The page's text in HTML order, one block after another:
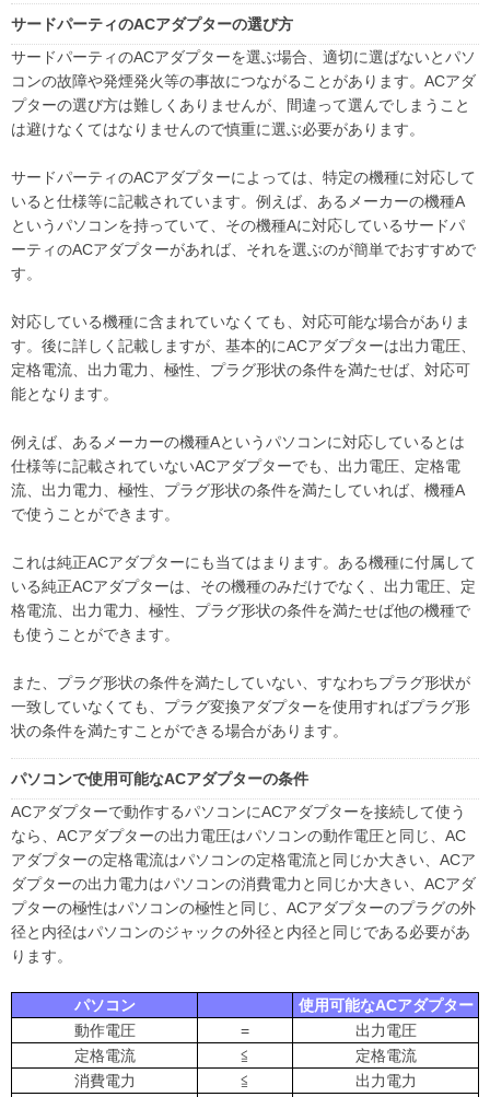
サードパーティのACアダプターの選び方
サードパーティのACアダプターを選ぶ場合、適切に選ばないとパソ
コンの故障や発煙発火等の事故につながることがあります。ACアダ
プターの選び方は難しくありませんが、間違って選んでしまうこと
は避けなくてはなりませんので慎重に選ぶ必要があります。
サードパーティのACアダプターによっては、特定の機種に対応して
いると仕様等に記載されています。例えば、あるメーカーの機種A
というパソコンを持っていて、その機種Aに対応しているサードパ
ーティのACアダプターがあれば、それを選ぶのが簡単でおすすめで
す。
対応している機種に含まれていなくても、対応可能な場合がありま
す。後に詳しく記載しますが、基本的にACアダプターは出力電圧、
定格電流、出力電力、極性、プラグ形状の条件を満たせば、対応可
能となります。
例えば、あるメーカーの機種Aというパソコンに対応しているとは
仕様等に記載されていないACアダプターでも、出力電圧、定格電
流、出力電力、極性、プラグ形状の条件を満たしていれば、機種A
で使うことができます。
これは純正ACアダプターにも当てはまります。ある機種に付属して
いる純正ACアダプターは、その機種のみだけでなく、出力電圧、定
格電流、出力電力、極性、プラグ形状の条件を満たせば他の機種で
も使うことができます。
また、プラグ形状の条件を満たしていない、すなわちプラグ形状が
一致していなくても、プラグ変換アダプターを使用すればプラグ形
状の条件を満たすことができる場合があります。
パソコンで使用可能なACアダプターの条件
ACアダプターで動作するパソコンにACアダプターを接続して使う
なら、ACアダプターの出力電圧はパソコンの動作電圧と同じ、AC
アダプターの定格電流はパソコンの定格電流と同じか大きい、ACア
ダプターの出力電力はパソコンの消費電力と同じか大きい、ACアダ
プターの極性はパソコンの極性と同じ、ACアダプターのプラグの外
径と内径はパソコンのジャックの外径と内径と同じである必要があ
ります。
パソコン
使用可能なACアダプター
動作電圧
=
出力電圧
定格電流
≦
定格電流
消費電力
≦
出力電力